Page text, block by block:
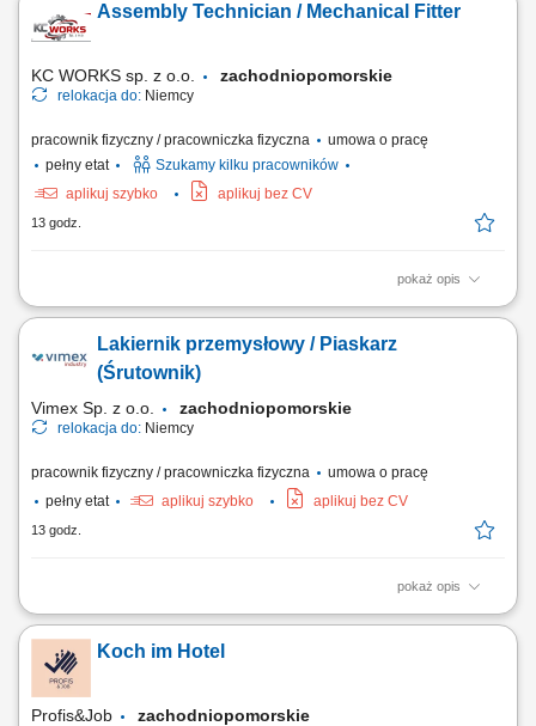
zachowanie jego wysokiej jakości;
Assembly Technician / Mechanical Fitter
KC WORKS sp. z o.o. zachodniopomorskie
relokacja do: Niemcy
pracownik fizyczny / pracowniczka fizyczna
umowa o pracę
pełny etat
Szukamy kilku pracowników
aplikuj szybko
aplikuj bez CV
13 godz.
pokaż opis
The position includes international assembly, installation, and service
Mechanical assembly and installation of machines and industrial
equipment; Installation of mechanical components, steel structures,
Lakiernik przemysłowy / Piaskarz
(Śrutownik)
Vimex Sp. z o.o. zachodniopomorskie
relokacja do: Niemcy
pracownik fizyczny / pracowniczka fizyczna
umowa o pracę
pełny etat
aplikuj szybko aplikuj bez CV
13 godz.
pokaż opis
Zakres obowiązków: przygotowanie elementów stalowych do procesu
innych zanieczyszczeń, śrutowanie konstrukcji stalowych,
przygotowanie elementów do dalszej obróbki (oklejanie,
zabezpieczanie powierzchni), lakierowanie...
Koch im Hotel
Profis&Job zachodniopomorskie